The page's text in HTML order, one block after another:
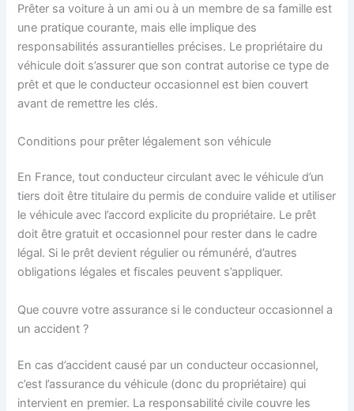
Prêter sa voiture à un ami ou à un membre de sa famille est
une pratique courante, mais elle implique des
responsabilités assurantielles précises. Le propriétaire du
véhicule doit s’assurer que son contrat autorise ce type de
prêt et que le conducteur occasionnel est bien couvert
avant de remettre les clés.
Conditions pour prêter légalement son véhicule
En France, tout conducteur circulant avec le véhicule d’un
tiers doit être titulaire du permis de conduire valide et utiliser
le véhicule avec l’accord explicite du propriétaire. Le prêt
doit être gratuit et occasionnel pour rester dans le cadre
légal. Si le prêt devient régulier ou rémunéré, d’autres
obligations légales et fiscales peuvent s’appliquer.
Que couvre votre assurance si le conducteur occasionnel a
un accident ?
En cas d’accident causé par un conducteur occasionnel,
c’est l’assurance du véhicule (donc du propriétaire) qui
intervient en premier. La responsabilité civile couvre les